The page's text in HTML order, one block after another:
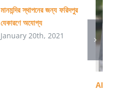
মানমন্দির স্থাপনের জন্য ফরিদপুর
যেকারণে অযোগ্য
January 20th, 2021
AI